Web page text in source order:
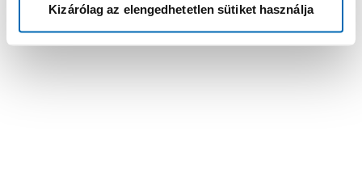
Kizárólag az elengedhetetlen sütiket használja